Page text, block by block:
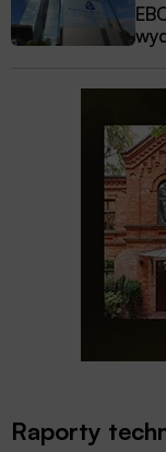
Raporty